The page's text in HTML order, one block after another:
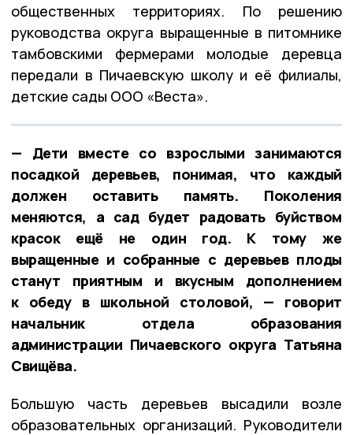
общественных территориях. По решению
руководства округа выращенные в питомнике
тамбовскими фермерами молодые деревца
передали в Пичаевскую школу и её филиалы,
детские сады ООО «Веста».
— Дети вместе со взрослыми занимаются
посадкой деревьев, понимая, что каждый
должен оставить память. Поколения
меняются, а сад будет радовать буйством
красок ещё не один год. К тому же
выращенные и собранные с деревьев плоды
станут приятным и вкусным дополнением
к обеду в школьной столовой, — говорит
начальник отдела образования
администрации Пичаевского округа Татьяна
Свищёва.
Большую часть деревьев высадили возле
образовательных организаций. Руководители